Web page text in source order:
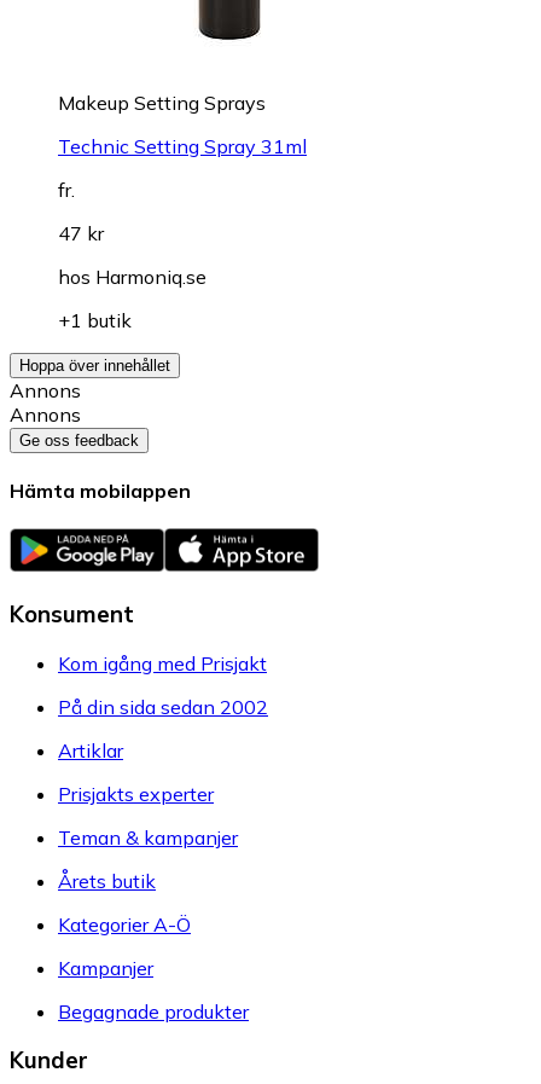
Makeup Setting Sprays
Technic Setting Spray 31ml
fr.
47 kr
hos Harmoniq.se
+1 butik
Hoppa över innehållet
Annons
Annons
Ge oss feedback
Hämta mobilappen
Konsument
Kom igång med Prisjakt
På din sida sedan 2002
Artiklar
Prisjakts experter
Teman & kampanjer
Årets butik
Kategorier A-Ö
Kampanjer
Begagnade produkter
Kunder